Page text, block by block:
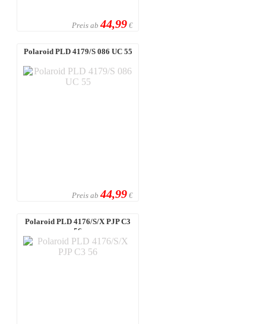
Preis ab 44,99 €
Polaroid PLD 4179/S 086 UC 55
Preis ab 44,99 €
Polaroid PLD 4176/S/X PJP C3
56